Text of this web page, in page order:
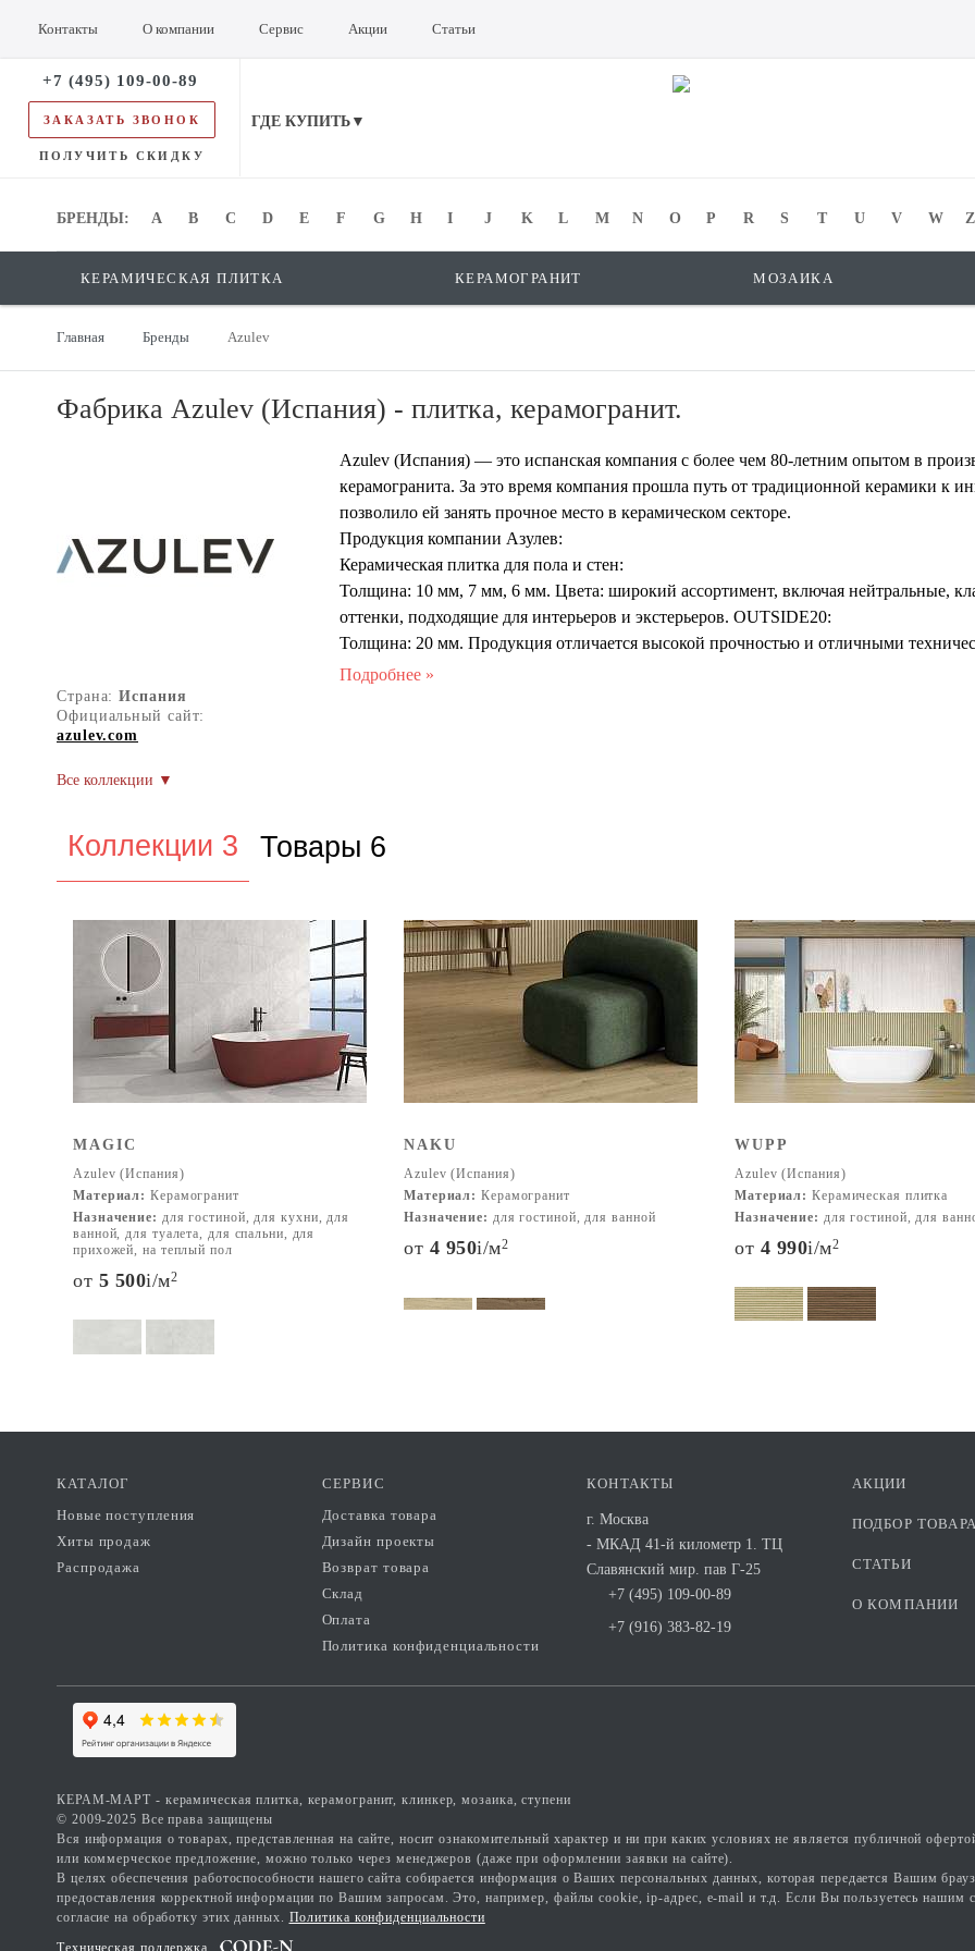
Контакты О компании Сервис Акции Статьи
+7 (495) 109-00-89
ЗАКАЗАТЬ ЗВОНОК
ПОЛУЧИТЬ СКИДКУ
ГДЕ КУПИТЬ▼
БРЕНДЫ: A B C D E F G H I J K L M N O P R S T U V W Z
БРЕНДЫ:
КЕРАМИЧЕСКАЯ ПЛИТКА КЕРАМОГРАНИТ МОЗАИКА
Главная Бренды Azulev
Фабрика Azulev (Испания) - плитка, керамогранит.
Страна:Испания
Официальный сайт:
azulev.com
Azulev (Испания) — это испанская компания с более чем 80-летним опытом в
керамогранита. За это время компания прошла путь от традиционной керамики к
позволило ей занять прочное место в керамическом секторе.
Продукция компании Азулев:
Керамическая плитка для пола и стен:
Толщина: 10 мм, 7 мм, 6 мм. Цвета: широкий ассортимент, включая нейтральные,
оттенки, подходящие для интерьеров и экстерьеров. OUTSIDE20:
Толщина: 20 мм. Продукция отличается высокой прочностью и отличными
общественных и частных открытых пространств, таких как террасы, сады или
элементом её деятельности является авангардный дизайн, направленный на
Коллекции 3 Товары 6
MAGIC
Azulev (Испания)
Материал: Керамогранит
Назначение: для гостиной, для кухни, для
ванной, для туалета, для спальни, для
прихожей, на теплый пол
от 5 500i/м2
NAKU
Azulev (Испания)
Материал: Керамогранит
Назначение: для гостиной, для ванной
от 4 950i/м2
WUPP
Azulev (Испания)
Материал: Керамическая плитка
Назначение: для гостиной, для
от 4 990i/м2
КАТАЛОГ
Новые поступления
Хиты продаж
Распродажа
СЕРВИС
Доставка товара
Дизайн проекты
Возврат товара
Склад
Оплата
Политика конфиденциальности
КОНТАКТЫ
г. Москва
- МКАД 41-й километр 1. ТЦ
Славянский мир. пав Г-25
+7 (495) 109-00-89
+7 (916) 383-82-19
АКЦИИ
ПОДБОР
СТАТЬИ
О КОМПАНИИ
КЕРАМ-МАРТ - керамическая плитка, керамогранит, клинкер, мозаика, ступени
© 2009-2025 Все права защищены
Вся информация о товарах, представленная на сайте, носит ознакомительный характер и ни при каких условиях не является публичной
или коммерческое предложение, можно только через менеджеров (даже при оформлении заявки на сайте).
В целях обеспечения работоспособности нашего сайта собирается информация о Ваших персональных данных, которая передается Вашим
предоставления корректной информации по Вашим запросам. Это, например, файлы cookie, ip-адрес, e-mail и т.д. Если Вы пользуетесь нашим
согласие на обработку этих данных. Политика конфиденциальности
Техническая поддержка